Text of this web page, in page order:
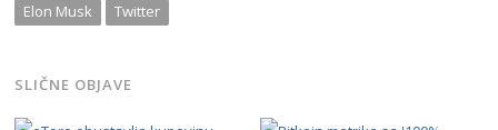
Elon Musk
Twitter
SLIČNE OBJAVE